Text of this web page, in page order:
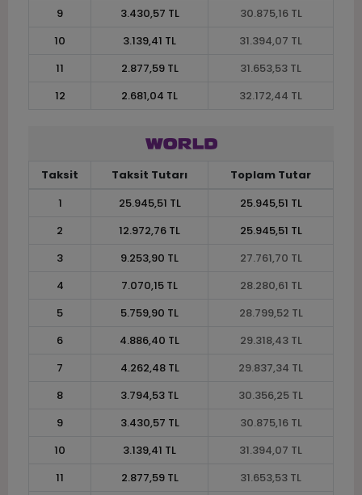
9
3.430,57 TL
30.875,16 TL
10
3.139,41 TL
31.394,07 TL
11
2.877,59 TL
31.653,53 TL
12
2.681,04 TL 32.172,44 TL
Taksit Taksit Tutarı
Toplam Tutar
1
25.945,51 TL
25.945,51 TL
2
12.972,76 TL
25.945,51 TL
3
9.253,90 TL
27.761,70 TL
4
7.070,15 TL
28.280,61 TL
5
5.759,90 TL
28.799,52 TL
6
4.886,40 TL
29.318,43 TL
7
4.262,48 TL
29.837,34 TL
8
3.794,53 TL
30.356,25 TL
9
3.430,57 TL
30.875,16 TL
10
3.139,41 TL
31.394,07 TL
11
2.877,59 TL
31.653,53 TL